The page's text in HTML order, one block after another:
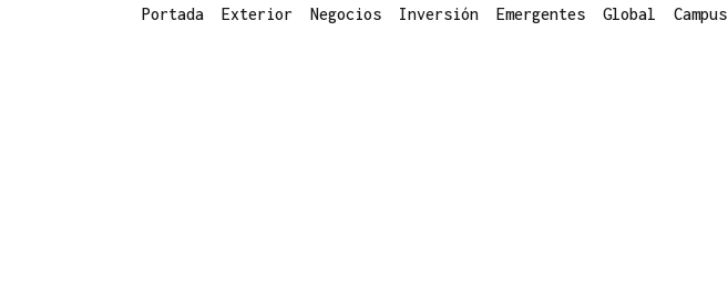
Portada Exterior Negocios Inversión Emergentes Global Campus